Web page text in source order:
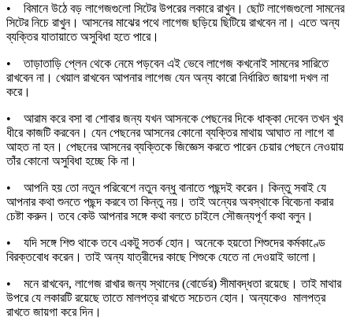
• বিমানে উঠে বড় লাগেজগুলো সিটের উপরের লকারে রাখুন। ছোট লাগেজগুলো সামনের
সিটের নিচে রাখুন। আসনের মাঝের পথে লাগেজ ছড়িয়ে ছিটিয়ে রাখবেন না। এতে অন্য
ব্যক্তির যাতায়াতে অসুবিধা হতে পারে।
• তাড়াতাড়ি প্লেন থেকে নেমে পড়বেন এই ভেবে লাগেজ কখনোই সামনের সারিতে
রাখবেন না। খেয়াল রাখবেন আপনার লাগেজ যেন অন্য কারো নির্ধারিত জায়গা দখল না
করে।
• আরাম করে বসা বা শোবার জন্য যখন আসনকে পেছনের দিকে ধাক্কা দেবেন তখন খুব
ধীরে কাজটি করবেন। যেন পেছনের আসনের কোনো ব্যক্তির মাথায় আঘাত না লাগে বা
আহত না হন। পেছনের আসনের ব্যক্তিকে জিজ্ঞেস করতে পারেন চেয়ার পেছনে নেওয়ায়
তাঁর কোনো অসুবিধা হচ্ছে কি না।
• আপনি হয় তো নতুন পরিবেশে নতুন বন্ধু বানাতে পছন্দই করেন। কিন্তু সবাই যে
আপনার কথা শুনতে পছন্দ করবে তা কিন্তু নয়। তাই অন্যের অবস্থাকে বিবেচনা করার
চেষ্টা করুন। তবে কেউ আপনার সঙ্গে কথা বলতে চাইলে সৌজন্যপূর্ণ কথা বলুন।
• যদি সঙ্গে শিশু থাকে তবে একটু সতর্ক হোন। অনেকে হয়তো শিশুদের কর্মকাণ্ডে
বিরক্তবোধ করেন। তাই অন্য যাত্রীদের কাছে শিশুকে যেতে না দেওয়াই ভালো।
• মনে রাখবেন, লাগেজ রাখার জন্য স্থানের (বোর্ডের) সীমাবদ্ধতা রয়েছে। তাই মাথার
উপরে যে লকারটি রয়েছে তাতে মালপত্র রাখতে সচেতন হোন। অন্যকেও মালপত্র
রাখতে জায়গা করে দিন।